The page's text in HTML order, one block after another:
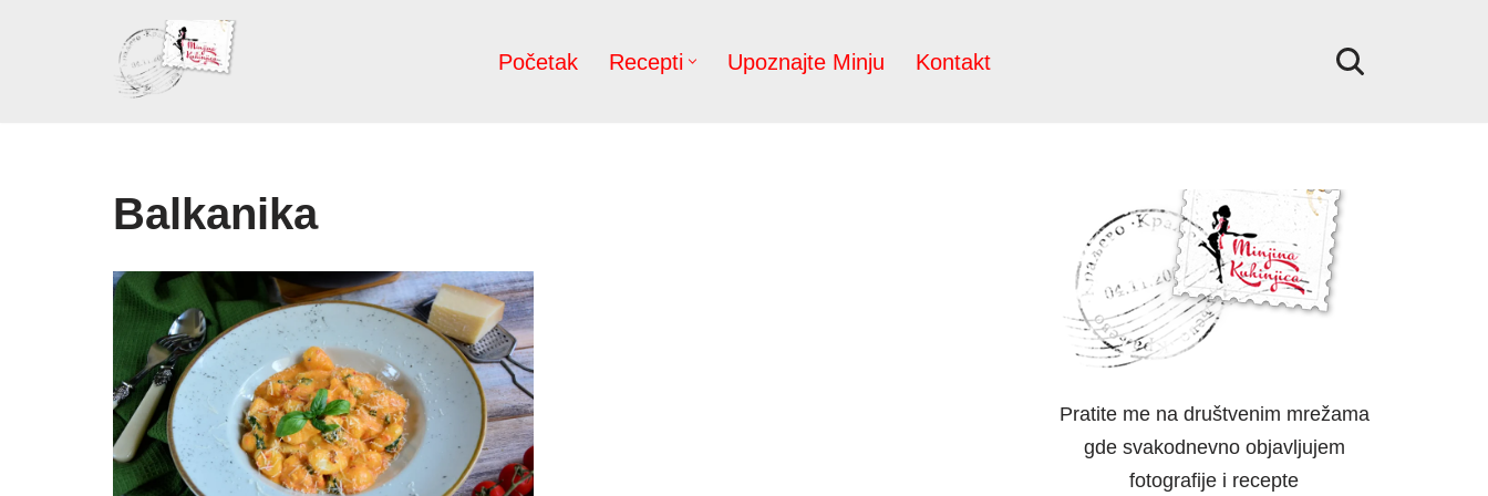
Početak Recepti Upoznajte Minju Kontakt
Balkanika
Pratite me na društvenim mrežama
gde svakodnevno objavljujem
fotografije i recepte